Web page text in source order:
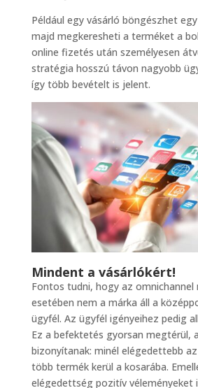
Például egy vásárló böngészhet
majd megkeresheti a terméket a
online fizetés után személyesen
stratégia hosszú távon nagyobb
így több bevételt is jelent.
Mindent a vásárlókért!
Fontos tudni, hogy az omnichannel
esetében nem a márka áll a
ügyfél. Az ügyfél igényeihez pedig
Ez a befektetés gyorsan megtérül,
bizonyítanak: minél elégedettebb
több termék kerül a kosarába.
elégedettség pozitív véleményeket